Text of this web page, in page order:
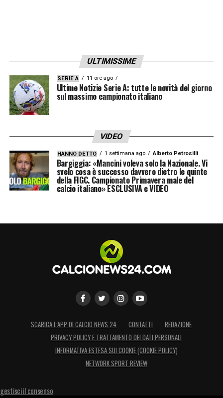
ULTIMISSIME
SERIE A 11 ore ago
Ultime Notizie Serie A: tutte le novità del giorno
sul massimo campionato italiano
VIDEO
HANNO DETTO 1 settimana ago Alberto Petrosilli
Bargiggia: «Mancini voleva solo la Nazionale. Vi
svelo cosa è successo davvero dietro le quinte
della FIGC. Campionato Primavera male del
calcio italiano» ESCLUSIVA e VIDEO
SCARICA L’APP DI CALCIO NEWS 24 CONTATTI
REDAZIONE
PRIVACY POLICY E TRATTAMENTO DEI DATI PERSONALI
INFORMATIVA ESTESA SUI COOKIE (COOKIE POLICY)
NETWORK SPORT REVIEW
gestisci il consenso